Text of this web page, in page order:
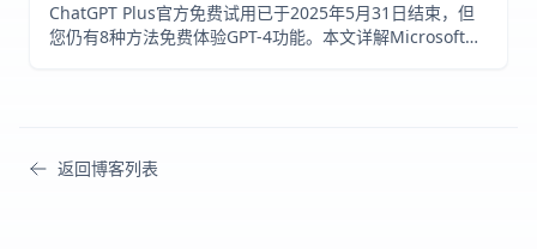
ChatGPT Plus官方免费试用已于2025年5月31日结束，但
您仍有8种方法免费体验GPT-4功能。本文详解Microsoft
返回博客列表